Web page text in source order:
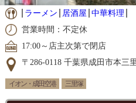
ラーメン 居酒屋 中華料理
営業時間：不定休
17:00～店主次第で閉店
〒286-0118 千葉県成田市本三
イオン・成田空港 三里塚